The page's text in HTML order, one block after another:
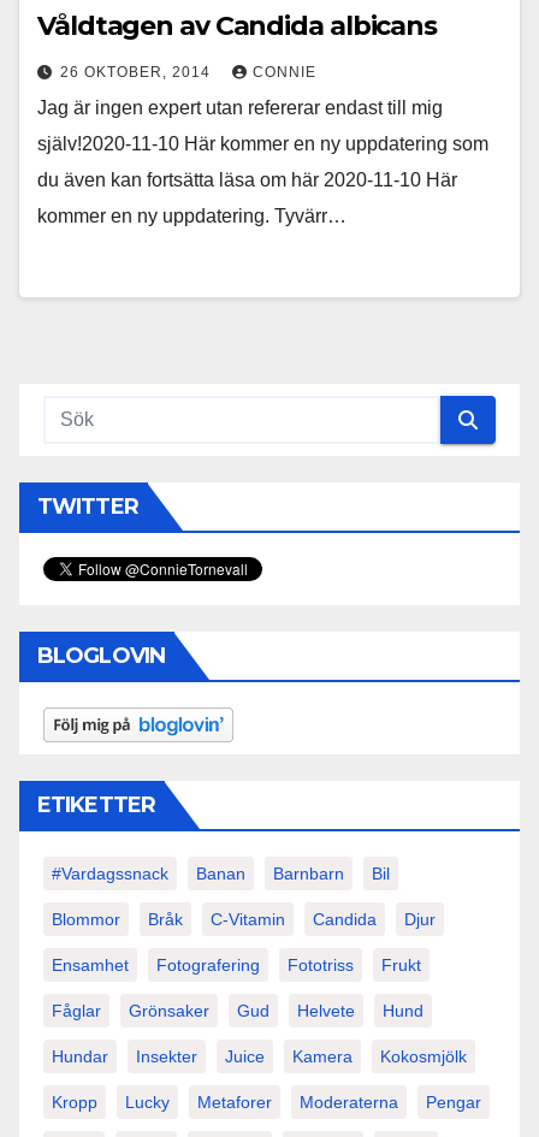
Våldtagen av Candida albicans
26 OKTOBER, 2014 CONNIE
Jag är ingen expert utan refererar endast till mig
själv!2020-11-10 Här kommer en ny uppdatering som
du även kan fortsätta läsa om här 2020-11-10 Här
kommer en ny uppdatering. Tyvärr…
TWITTER
BLOGLOVIN
ETIKETTER
#vardagssnack Banan Barnbarn Bil
Blommor Bråk C-Vitamin Candida Djur
Ensamhet Fotografering Fototriss Frukt
Fåglar Grönsaker Gud Helvete Hund
Hundar Insekter Juice Kamera Kokosmjölk
Kropp Lucky Metaforer Moderaterna Pengar